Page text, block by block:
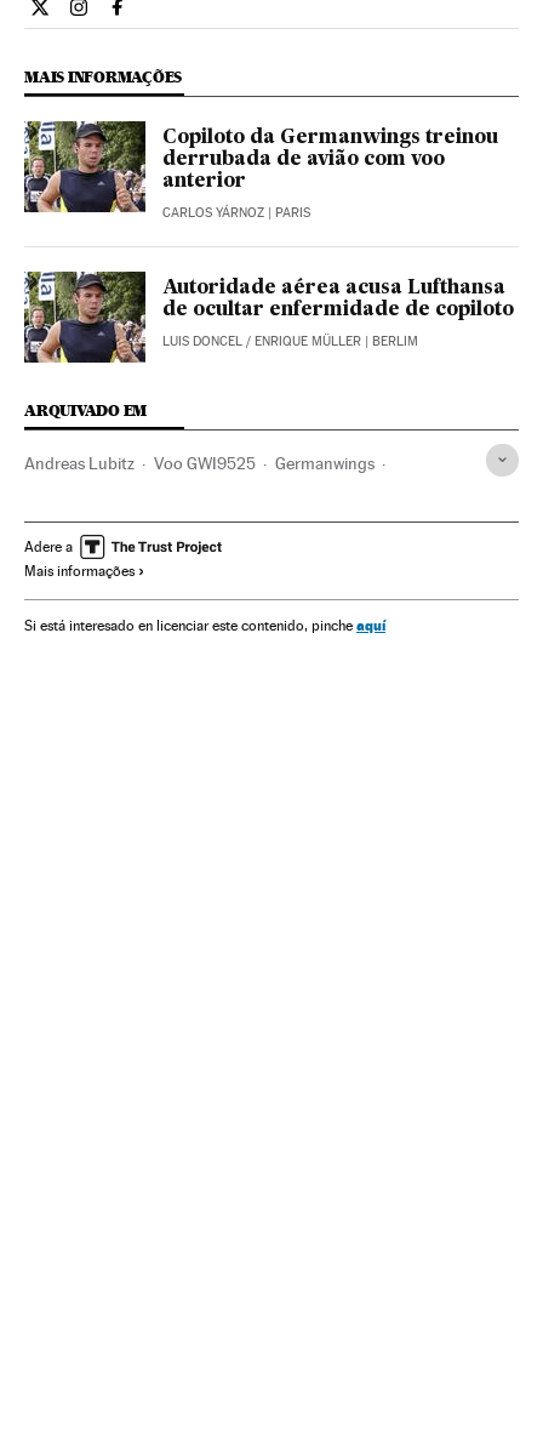
Internacional El País Brasil en Twitter
Internacional El País Brasil en Instagram
Internacional El País Brasil en Facebook
MAIS INFORMAÇÕES
Copiloto da Germanwings treinou
derrubada de avião com voo
anterior
CARLOS YÁRNOZ | PARIS
Autoridade aérea acusa Lufthansa
de ocultar enfermidade de copiloto
LUIS DONCEL / ENRIQUE MÜLLER | BERLIM
ARQUIVADO EM
Andreas Lubitz Voo GWI9525 Germanwings
Linhas aéreas baixo custo
Acontecimentos
Transporte aéreo Transporte Empresas Economia
Adere a
Mais informações
Si está interesado en licenciar este contenido, pinche aquí